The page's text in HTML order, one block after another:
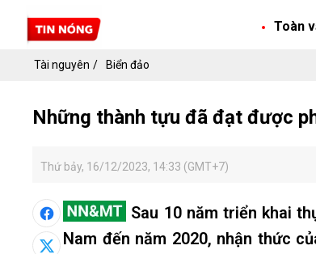
Toàn văn phát
Tài nguyên Biển đảo
Những thành tựu đã đạt được
Thứ bảy, 16/12/2023, 14:33 (GMT+7)
Sau 10 năm triển khai
Nam đến năm 2020, nhận thức